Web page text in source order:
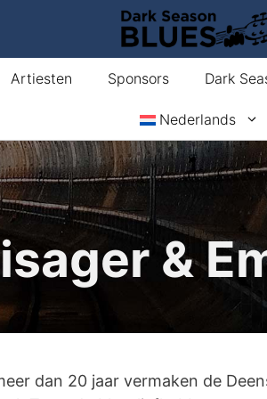
Artiesten Sponsors Dark
Nederlands
&
dan 20 jaar vermaken de